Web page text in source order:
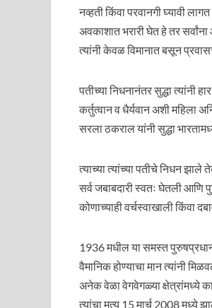
नव्हती किंवा परवानगी घ्यावी
अवकाशात भरारी घेत हे तर
त्यांनी केवळ विमानात बसून
पतीच्या निधनानंतर सुद्धा त्यांनी
कर्तुत्वान व धैर्यवान अशी महिला
सरला ठकराल यांनी सुद्धा
त्याच्या त्यांच्या पतीचे निधन झाले
सर्व जबाबदारी स्वतः घेतली आणि
कोणाच्याही वर्चस्वाखाली किंवा
1936 मधील या समस्त
वैमानिक होण्याचा मान त्यांनी
अनेक वेळा वेगवेगळ्या क्षेत्रांमध्ये
त्यांचा मृत्यू 15 मार्च 2008 मध्ये